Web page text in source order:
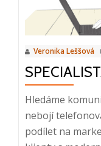
Veronika Leššová
Hledáme
nebojí
podílet na